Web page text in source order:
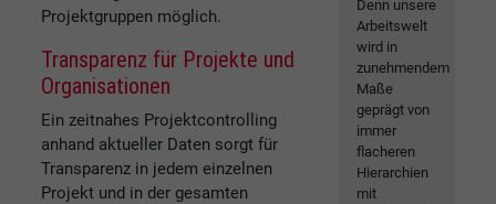
Projektgruppen möglich.
Transparenz für Projekte und
Organisationen
Ein zeitnahes Projektcontrolling
anhand aktueller Daten sorgt für
Transparenz in jedem einzelnen
Projekt und in der gesamten
Denn unsere
Arbeitswelt
wird in
zunehmendem
Maße
geprägt von
immer
flacheren
Hierarchien
mit